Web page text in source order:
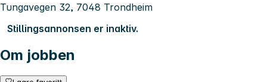
Tungavegen 32, 7048 Trondheim
Stillingsannonsen er inaktiv.
Om jobben